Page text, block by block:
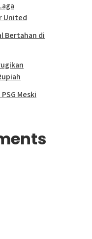
United
Bertahan di
Meski